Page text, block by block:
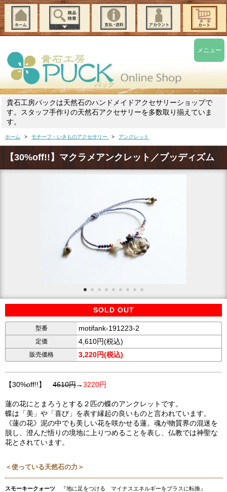
貴石工房パックは天然石のハンドメイドアクセサリーショップで
す。スタッフ手作りの天然石アクセサリーを多数取り揃えていま
す。
ホーム > モチーフ・いきものアクセサリー > アンクレット
【30%off!!】マクラメアンクレット／ブッディズム
SOLD OUT
型番 motifank-191223-2
定価 4,610円(税込)
販売価格 3,220円(税込)
【30%off!!】 4610円→3220円
蓮の花にとまろうとする２匹の蝶のアンクレットです。
蝶は「美」や「喜び」を表す縁起の良いものと言われています。
《蓮の花》泥の中でも美しい花を咲かせる蓮。魂が物質界の混迷を
脱し、澄んだ悟りの境地に上りつめることを表し、仏教では神聖な
花とされています。
＜使っている天然石の力＞
スモーキークォーツ 『地に足をつける マイナスエネルギーをプラスに転換』
メニュー